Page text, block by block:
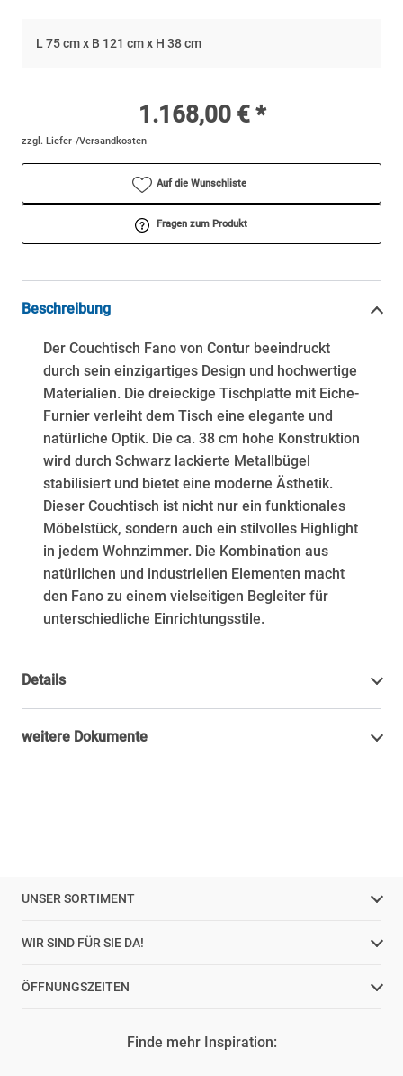
L 75 cm x B 121 cm x H 38 cm
1.168,00 € *
zzgl. Liefer-/Versandkosten
Auf die Wunschliste
Fragen zum Produkt
Beschreibung
Der Couchtisch Fano von Contur beeindruckt
durch sein einzigartiges Design und hochwertige
Materialien. Die dreieckige Tischplatte mit Eiche-
Furnier verleiht dem Tisch eine elegante und
natürliche Optik. Die ca. 38 cm hohe Konstruktion
wird durch Schwarz lackierte Metallbügel
stabilisiert und bietet eine moderne Ästhetik.
Dieser Couchtisch ist nicht nur ein funktionales
Möbelstück, sondern auch ein stilvolles Highlight
in jedem Wohnzimmer. Die Kombination aus
natürlichen und industriellen Elementen macht
den Fano zu einem vielseitigen Begleiter für
unterschiedliche Einrichtungsstile.
Details
weitere Dokumente
UNSER SORTIMENT
WIR SIND FÜR SIE DA!
ÖFFNUNGSZEITEN
Finde mehr Inspiration: